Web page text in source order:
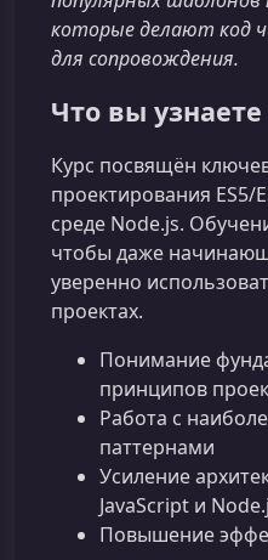
которые делают код
для сопровождения.
Что вы
Курс посвящён
проектирования
среде Node.js.
чтобы даже
уверенно
проектах.
Понимание
принципов
Работа с
паттернами
Усиление
JavaScript и
Повышение